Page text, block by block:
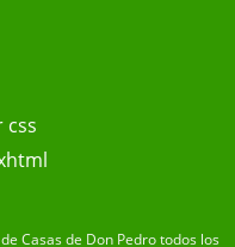
Casas de Don Pedro todos los